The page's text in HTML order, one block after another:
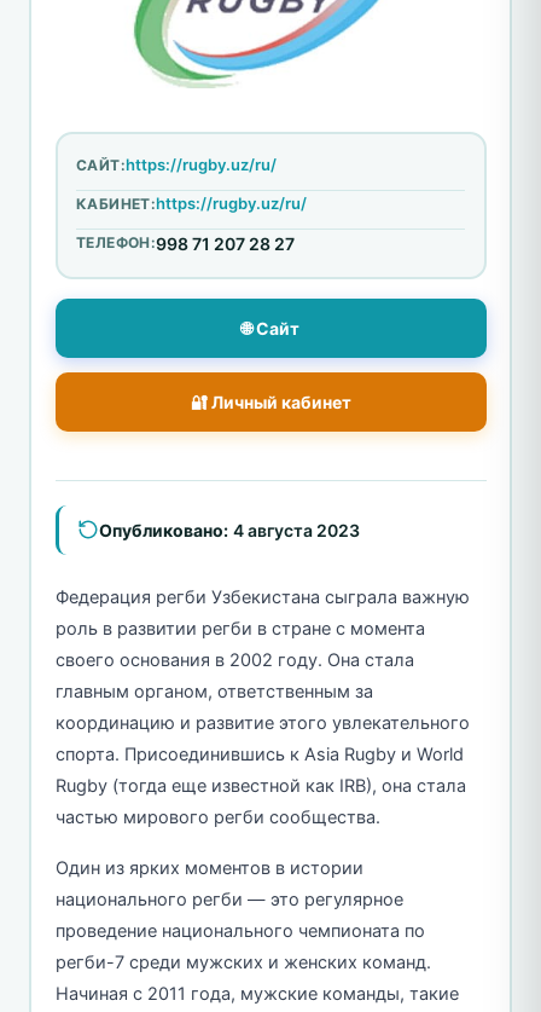
САЙТ:https://rugby.uz/ru/
КАБИНЕТ:https://rugby.uz/ru/
ТЕЛЕФОН:998 71 207 28 27
🌐 Сайт
🔐 Личный кабинет
Опубликовано: 4 августа 2023
Федерация регби Узбекистана сыграла важную
роль в развитии регби в стране с момента
своего основания в 2002 году. Она стала
главным органом, ответственным за
координацию и развитие этого увлекательного
спорта. Присоединившись к Asia Rugby и World
Rugby (тогда еще известной как IRB), она стала
частью мирового регби сообщества.
Один из ярких моментов в истории
национального регби — это регулярное
проведение национального чемпионата по
регби-7 среди мужских и женских команд.
Начиная с 2011 года, мужские команды, такие